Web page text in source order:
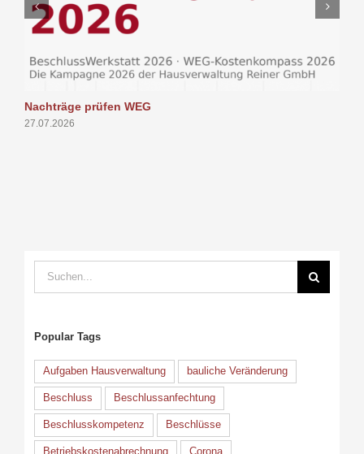
Nachträge prüfen WEG
27.07.2026
Suche
nach:
Popular Tags
Aufgaben Hausverwaltung bauliche Veränderung
Beschluss Beschlussanfechtung
Beschlusskompetenz Beschlüsse
Betriebskostenabrechnung Corona